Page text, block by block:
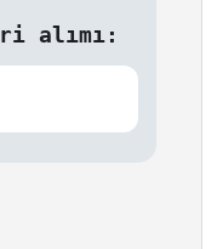
alımı: